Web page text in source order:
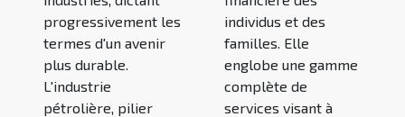
progressivement les
termes d'un avenir
plus durable.
L'industrie
pétrolière, pilier
individus et des
familles. Elle
englobe une gamme
complète de
services visant à